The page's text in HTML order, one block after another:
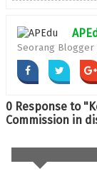
Seorang Blogger
0 Response to
Commission in